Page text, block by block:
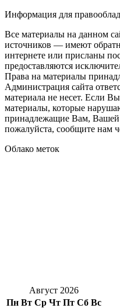
Информация для
Все материалы на данном
источников — имеют
интернете или присланы
предоставляются
Права на материалы
Администрация сайта
материала не несет. Если
материалы, которые
принадлежащие Вам, Вашей
пожалуйста, сообщите нам
Облако меток
Август 2026
Пн Вт Ср Чт Пт Сб Вс